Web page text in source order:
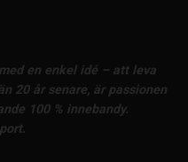
en enkel idé – att leva
20 år senare, är passionen
100 % innebandy.